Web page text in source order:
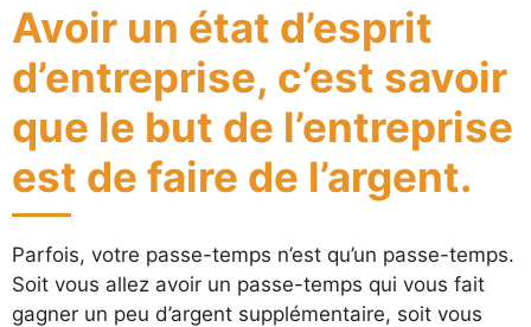
Avoir un état d’esprit
d’entreprise, c’est savoir
que le but de l’entreprise
est de faire de l’argent.
Parfois, votre passe-temps n’est qu’un passe-temps.
Soit vous allez avoir un passe-temps qui vous fait
gagner un peu d’argent supplémentaire, soit vous